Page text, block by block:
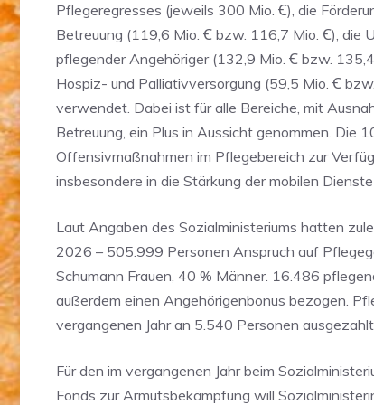
Pflegeregresses (jeweils 300 Mio. Ꞓ), die
Betreuung (119,6 Mio. Ꞓ bzw. 116,7 Mio. Ꞓ), die
pflegender Angehöriger (132,9 Mio. Ꞓ bzw.
Hospiz- und Palliativversorgung (59,5 Mio. Ꞓ
verwendet. Dabei ist für alle Bereiche, mit
Betreuung, ein Plus in Aussicht genommen. Die
Offensivmaßnahmen im Pflegebereich zur
insbesondere in die Stärkung der mobilen
Laut Angaben des Sozialministeriums hatten
2026 – 505.999 Personen Anspruch auf
Schumann Frauen, 40 % Männer. 16.486
außerdem einen Angehörigenbonus bezogen.
vergangenen Jahr an 5.540 Personen
Für den im vergangenen Jahr beim
Fonds zur Armutsbekämpfung will